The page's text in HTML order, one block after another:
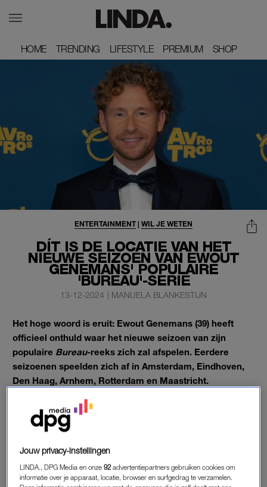
HOME
HOME TRENDING
TRENDING LIFESTYLE
LIFESTYLE PREMIUM
PREMIUM SHOP
SHOP
DÍT IS DE LOCATIE VAN HET
NIEUWE SEIZOEN VAN EWOUT
GENEMANS' POPULAIRE
'BUREAU'-SERIE
ENTERTAINMENT | WIL JE WETEN
13-12-2024 | MANUELA BLANKESTIJN
Het hoge woord is eruit: Ewout Genemans (39) heeft
officieel onthuld waar het nieuwe seizoen van zijn
populaire Bureau-reeks zich zal afspelen. Eerdere
seizoenen speelden zich af in Amsterdam, Eindhoven,
Den Haag, Arnhem, Rotterdam en Maastricht.
De presentator deelt op Instagram dat Utrecht het decor wordt
voor het zevende seizoen.
‘BUREAU UTRECHT’
In de‘Bureau’-reeksvolgt Genemans agenten in verschillende
Jouw privacy-instellingen
LINDA., DPG Media en onze92 advertentiepartners gebruiken cookies om
informatie over je apparaat, locatie, browser en surfgedrag te verzamelen.